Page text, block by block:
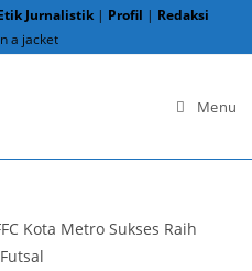
Jurnalistik | Profil | Redaksi
Menu